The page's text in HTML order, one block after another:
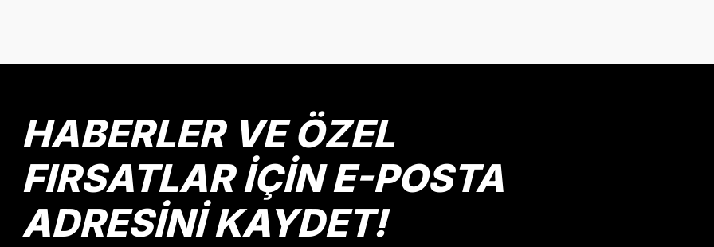
Ürün resmi kalitesiz, bozuk veya görüntülenemiyor.
Ürün fiyatı diğer sitelerden daha pahalı.
HABERLER VE ÖZEL
FIRSATLAR İÇİN E-POSTA
ADRESİNİ KAYDET!